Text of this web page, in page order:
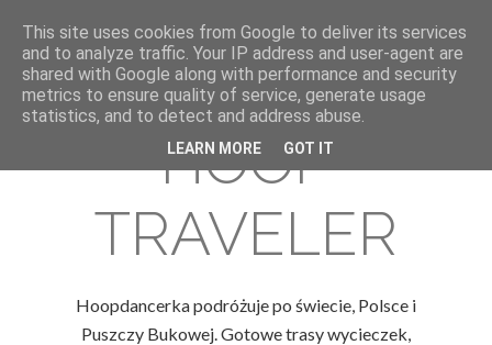
HOOP
TRAVELER
Hoopdancerka podróżuje po świecie, Polsce i
Puszczy Bukowej. Gotowe trasy wycieczek,
This site uses cookies from Google to deliver its services
and to analyze traffic. Your IP address and user-agent are
shared with Google along with performance and security
metrics to ensure quality of service, generate usage
statistics, and to detect and address abuse.
LEARN MORE GOT IT